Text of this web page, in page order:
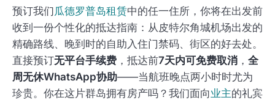
预订我们瓜德罗普岛租赁中的任一住所，你将在出发前
收到一份个性化的抵达指南：从皮特尔角城机场出发的
精确路线、晚到时的自助入住门禁码、街区的好去处。
直接预订无平台手续费 ，抵达前7天内可免费取消 ， 全
周无休WhatsApp协助——当航班晚点两小时时尤为
珍贵。你在这片群岛拥有房产吗？我们面向业主的礼宾